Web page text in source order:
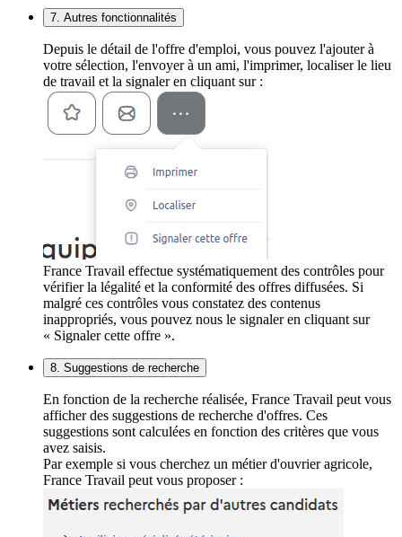
7. Autres fonctionnalités
Depuis le détail de l'offre d'emploi, vous pouvez l'ajouter à
votre sélection, l'envoyer à un ami, l'imprimer, localiser le lieu
de travail et la signaler en cliquant sur :
France Travail effectue systématiquement des contrôles pour
vérifier la légalité et la conformité des offres diffusées. Si
malgré ces contrôles vous constatez des contenus
inappropriés, vous pouvez nous le signaler en cliquant sur
« Signaler cette offre ».
8. Suggestions de recherche
En fonction de la recherche réalisée, France Travail peut vous
afficher des suggestions de recherche d'offres. Ces
suggestions sont calculées en fonction des critères que vous
avez saisis.
Par exemple si vous cherchez un métier d'ouvrier agricole,
France Travail peut vous proposer :